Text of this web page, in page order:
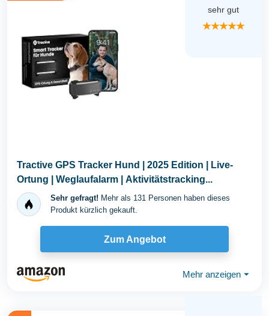
sehr gut
★★★★★
Tractive GPS Tracker Hund | 2025 Edition | Live-
Ortung | Weglaufalarm | Aktivitätstracking...
Sehr gefragt! Mehr als 131 Personen haben dieses
Produkt kürzlich gekauft.
Zum Angebot
Mehr anzeigen ⏷